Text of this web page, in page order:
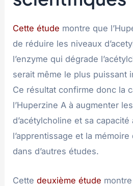
Cette étude montre que
de réduire les niveaux
l’enzyme qui dégrade
serait même le plus puissant
Ce résultat confirme donc la
l’Huperzine A à augmenter
d’acétylcholine et sa capacité
l’apprentissage et la mémoire
dans d’autres études.
Cettedeuxième étude